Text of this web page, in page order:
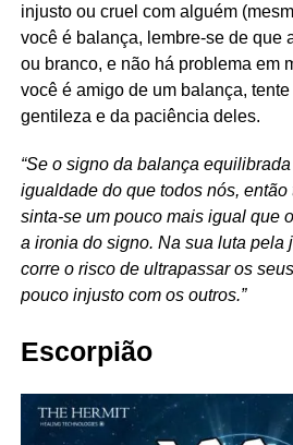
injusto ou cruel com alguém
você é balança, lembre-se de que
ou branco, e não há problema em
você é amigo de um balança,
gentileza e da paciência deles.
“Se o signo da balança
igualdade do que todos nós,
sinta-se um pouco mais igual que
a ironia do signo. Na sua luta pela
corre o risco de ultrapassar os
pouco injusto com os outros.”
Escorpião